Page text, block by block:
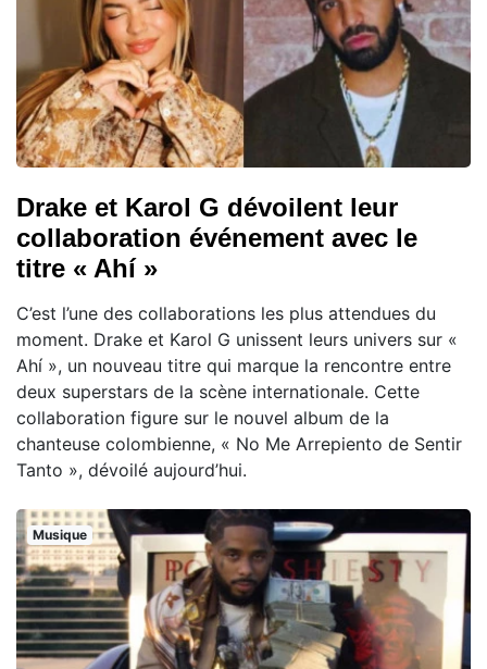
Drake et Karol G dévoilent leur
collaboration événement avec le
titre « Ahí »
C’est l’une des collaborations les plus attendues du
moment. Drake et Karol G unissent leurs univers sur «
Ahí », un nouveau titre qui marque la rencontre entre
deux superstars de la scène internationale. Cette
collaboration figure sur le nouvel album de la
chanteuse colombienne, « No Me Arrepiento de Sentir
Tanto », dévoilé aujourd’hui.
Musique